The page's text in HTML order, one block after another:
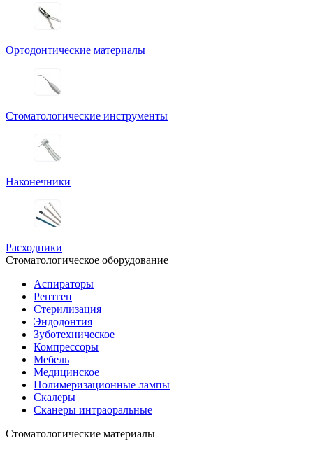
Ортодонтические материалы
Стоматологические инструменты
Наконечники
Расходники
Стоматологическое оборудование
Аспираторы
Рентген
Стерилизация
Эндодонтия
Зуботехническое
Компрессоры
Мебель
Медицинское
Полимеризационные лампы
Скалеры
Сканеры интраоральные
Стоматологические материалы